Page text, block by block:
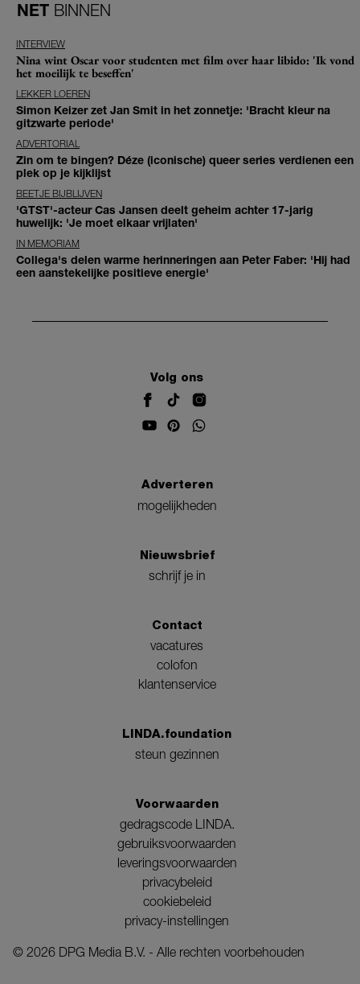
NET BINNEN
INTERVIEW
Nina wint Oscar voor studenten met film over haar libido: 'Ik vond
het moeilijk te beseffen'
LEKKER LOEREN
Simon Keizer zet Jan Smit in het zonnetje: 'Bracht kleur na
gitzwarte periode'
ADVERTORIAL
Zin om te bingen? Déze (iconische) queer series verdienen een
plek op je kijklijst
BEETJE BIJBLIJVEN
'GTST'-acteur Cas Jansen deelt geheim achter 17-jarig
huwelijk: 'Je moet elkaar vrijlaten'
IN MEMORIAM
Collega's delen warme herinneringen aan Peter Faber: 'Hij had
een aanstekelijke positieve energie'
Volg ons
Adverteren
mogelijkheden
Nieuwsbrief
schrijf je in
Contact
vacatures
colofon
klantenservice
LINDA.foundation
steun gezinnen
Voorwaarden
gedragscode LINDA.
gebruiksvoorwaarden
leveringsvoorwaarden
privacybeleid
cookiebeleid
privacy-instellingen
© 2026 DPG Media B.V. - Alle rechten voorbehouden